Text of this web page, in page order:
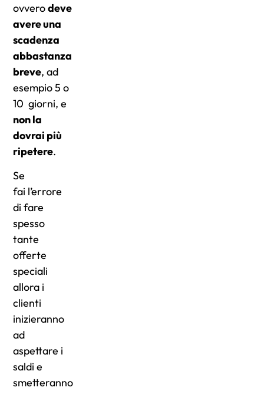
ovverodeve
avere una
scadenza
abbastanza
breve, ad
esempio 5 o
10 giorni, e
non la
dovrai più
ripetere.
Se
fai l’errore
di fare
spesso
tante
offerte
speciali
allora i
clienti
inizieranno
ad
aspettare i
saldi e
smetteranno